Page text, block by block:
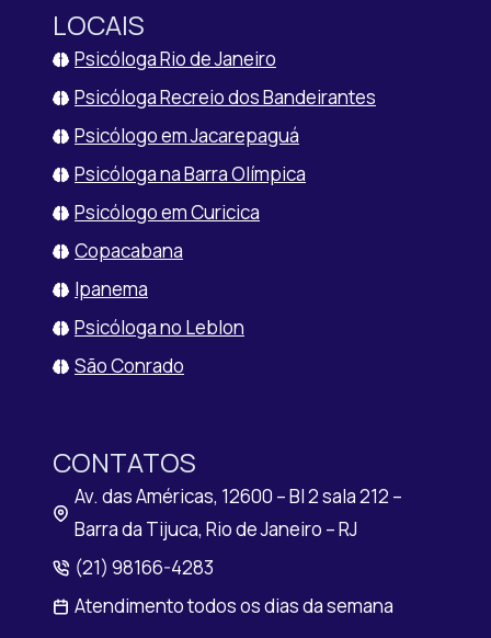
LOCAIS
Psicóloga Rio de Janeiro
Psicóloga Recreio dos Bandeirantes
Psicólogo em Jacarepaguá
Psicóloga na Barra Olímpica
Psicólogo em Curicica
Copacabana
Ipanema
Psicóloga no Leblon
São Conrado
CONTATOS
Av. das Américas, 12600 – Bl 2 sala 212 –
Barra da Tijuca, Rio de Janeiro – RJ
(21) 98166-4283
Atendimento todos os dias da semana